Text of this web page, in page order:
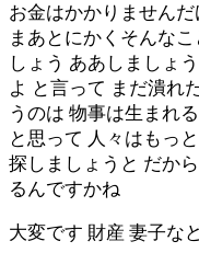
お金はかかりません
まあとにかくそんな
しょう ああしましょ
よ と言って まだ潰れ
うのは 物事は生まれ
と思って 人々はもっ
探しましょうと だか
るんですかね
大変です 財産 妻子な